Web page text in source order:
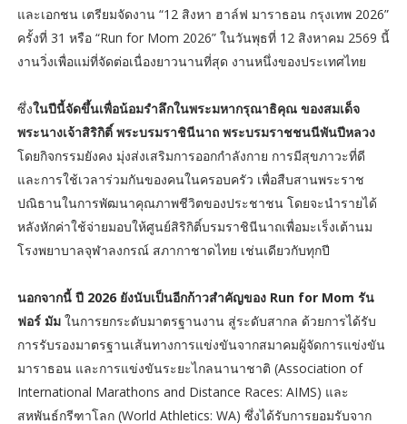
และเอกชน เตรียมจัดงาน “12 สิงหา ฮาล์ฟ มาราธอน กรุงเทพ 2026”
ครั้งที่ 31 หรือ “Run for Mom 2026” ในวันพุธที่ 12 สิงหาคม 2569 นี้
งานวิ่งเพื่อแม่ที่จัดต่อเนื่องยาวนานที่สุด งานหนึ่งของประเทศไทย
ซึ่งในปีนี้จัดขึ้นเพื่อน้อมรำลึกในพระมหากรุณาธิคุณ ของสมเด็จ
พระนางเจ้าสิริกิติ์ พระบรมราชินีนาถ พระบรมราชชนนีพันปีหลวง
โดยกิจกรรมยังคง มุ่งส่งเสริมการออกกำลังกาย การมีสุขภาวะที่ดี
และการใช้เวลาร่วมกันของคนในครอบครัว เพื่อสืบสานพระราช
ปณิธานในการพัฒนาคุณภาพชีวิตของประชาชน โดยจะนำรายได้
หลังหักค่าใช้จ่ายมอบให้ศูนย์สิริกิติ์บรมราชินีนาถเพื่อมะเร็งเต้านม
โรงพยาบาลจุฬาลงกรณ์ สภากาชาดไทย เช่นเดียวกับทุกปี
นอกจากนี้ ปี 2026 ยังนับเป็นอีกก้าวสำคัญของ Run for Mom รัน
ฟอร์ มัมในการยกระดับมาตรฐานงาน สู่ระดับสากล ด้วยการได้รับ
การรับรองมาตรฐานเส้นทางการแข่งขันจากสมาคมผู้จัดการแข่งขัน
มาราธอน และการแข่งขันระยะไกลนานาชาติ (Association of
International Marathons and Distance Races: AIMS) และ
สหพันธ์กรีฑาโลก (World Athletics: WA) ซึ่งได้รับการยอมรับจาก